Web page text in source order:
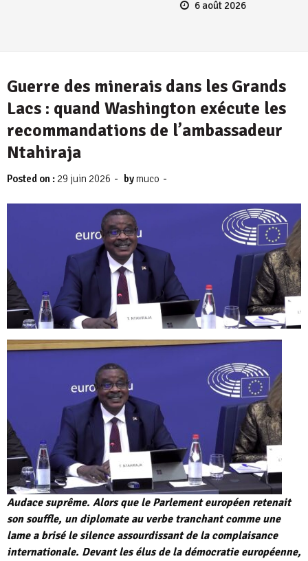
Guerre des minerais dans les Grands
Lacs : quand Washington exécute les
recommandations de l’ambassadeur
Ntahiraja
Posted on : 29 juin 2026 - bymuco -
Audace suprême. Alors que le Parlement européen retenait
son souffle, un diplomate au verbe tranchant comme une
lame a brisé le silence assourdissant de la complaisance
internationale. Devant les élus de la démocratie européenne,